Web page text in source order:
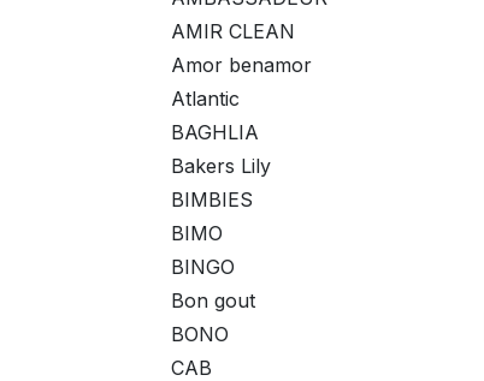
AMIR CLEAN
Amor benamor
Atlantic
BAGHLIA
Bakers Lily
BIMBIES
BIMO
BINGO
Bon gout
BONO
CAB